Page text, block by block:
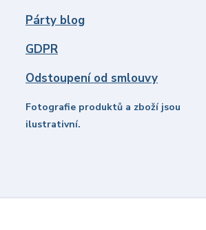
Párty blog
GDPR
Odstoupení od smlouvy
Fotografie produktů a zboží jsou
ilustrativní.